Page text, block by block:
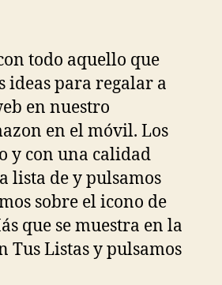
todo aquello que
ideas para regalar a
en nuestro
en el móvil. Los
y con una calidad
lista de y pulsamos
sobre el icono de
que se muestra en la
Tus Listas y pulsamos